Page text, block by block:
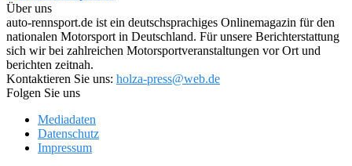
Über uns
auto-rennsport.de ist ein deutschsprachiges Onlinemagazin für den
nationalen Motorsport in Deutschland. Für unsere Berichterstattung
sich wir bei zahlreichen Motorsportveranstaltungen vor Ort und
berichten zeitnah.
Kontaktieren Sie uns: holza-press@web.de
Folgen Sie uns
Mediadaten
Datenschutz
Impressum